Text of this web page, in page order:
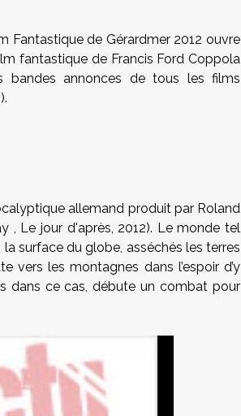
Fantastique de Gérardmer 2012 ouvre
fantastique de Francis Ford Coppola
bandes annonces de tous les films
allemand produit par Roland
, Le jour d'après, 2012). Le monde tel
surface du globe, asséchés les terres
vers les montagnes dans l’espoir d’y
dans ce cas, débute un combat pour